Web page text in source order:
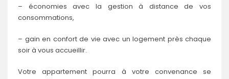
– économies avec la gestion à distance de vos
consommations,
– gain en confort de vie avec un logement près chaque
soir à vous accueillir.
Votre appartement pourra à votre convenance se